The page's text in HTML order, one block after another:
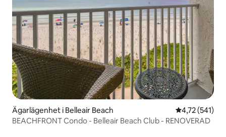
Ägarlägenhet i Belleair Beach 4,72 av 5 i
4,72 (541)
BEACHFRONT Condo - Belleair Beach Club - RENOVERAD